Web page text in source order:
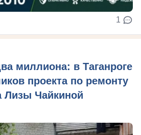
1
миллиона: в Таганроге
проекта по ремонту
Лизы Чайкиной